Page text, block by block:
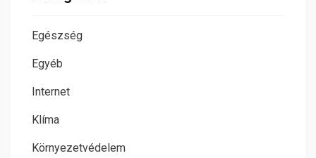
Egészség
Egyéb
Internet
Klíma
Környezetvédelem